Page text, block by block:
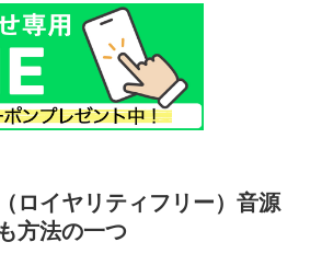
ロイヤリティフリー）音源
方法の一つ